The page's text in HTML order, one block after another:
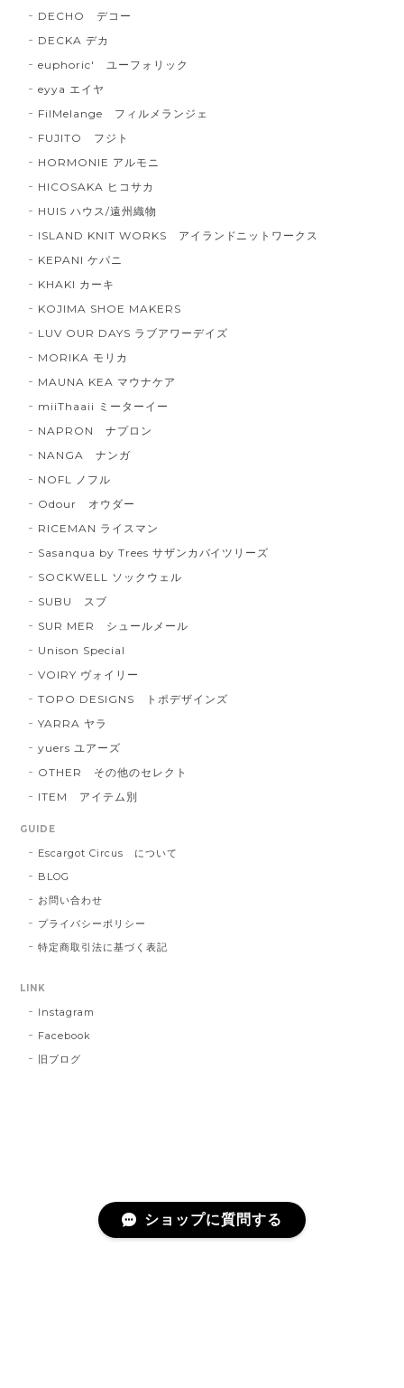
DECHO デコー
DECKA デカ
euphoric' ユーフォリック
eyya エイヤ
FilMelange フィルメランジェ
FUJITO フジト
HORMONIE アルモニ
HICOSAKA ヒコサカ
HUIS ハウス/遠州織物
ISLAND KNIT WORKS アイランドニットワークス
KEPANI ケパニ
KHAKI カーキ
KOJIMA SHOE MAKERS
LUV OUR DAYS ラブアワーデイズ
MORIKA モリカ
MAUNA KEA マウナケア
miiThaaii ミーターイー
NAPRON ナプロン
NANGA ナンガ
NOFL ノフル
Odour オウダー
RICEMAN ライスマン
Sasanqua by Trees サザンカバイツリーズ
SOCKWELL ソックウェル
SUBU スブ
SUR MER シュールメール
Unison Special
VOIRY ヴォイリー
TOPO DESIGNS トポデザインズ
YARRA ヤラ
yuers ユアーズ
OTHER その他のセレクト
ITEM アイテム別
GUIDE
Escargot Circus について
BLOG
お問い合わせ
プライバシーポリシー
特定商取引法に基づく表記
LINK
Instagram
Facebook
旧ブログ
ショップに質問する